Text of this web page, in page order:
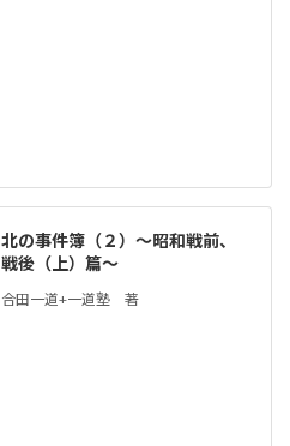
北の事件簿（２）～昭和戦前、
戦後（上）篇～
合田一道+一道塾 著